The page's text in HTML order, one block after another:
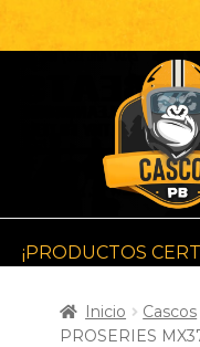
¡PRODUCTOS
Inicio Cascos
PROSERIES